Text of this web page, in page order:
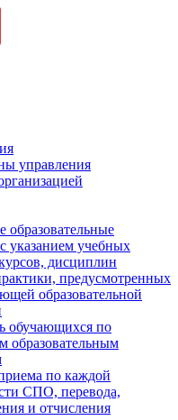
управления
образовательные
указанием учебных
дисциплин
предусмотренных
образовательной
обучающихся по
образовательным
по каждой
СПО, перевода,
и отчисления